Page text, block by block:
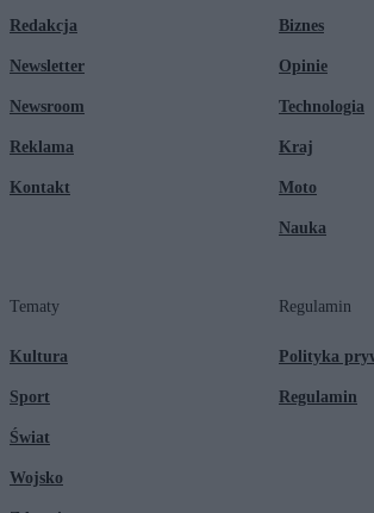
Redakcja
Newsletter
Newsroom
Reklama
Kontakt
Biznes
Opinie
Technologia
Kraj
Moto
Nauka
Tematy
Kultura
Sport
Świat
Wojsko
Regulamin
Polityka
Regulamin